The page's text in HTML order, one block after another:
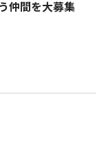
仲間を大募集